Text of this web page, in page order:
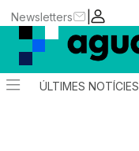
|
Newsletters
ÚLTIMES NOTÍCIES